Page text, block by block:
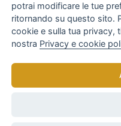
AR
potrai modificare le tue
ritornando su questo sito.
cookie e sulla tua privacy,
nostra Privacy e cookie